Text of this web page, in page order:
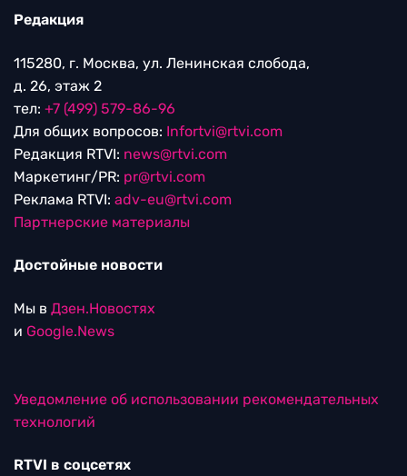
Редакция
115280, г. Москва, ул. Ленинская слобода,
д. 26, этаж 2
тел: +7 (499) 579-86-96
Для общих вопросов: Infortvi@rtvi.com
Редакция RTVI: news@rtvi.com
Маркетинг/PR: pr@rtvi.com
Реклама RTVI: adv-eu@rtvi.com
Партнерские материалы
Достойные новости
Мы в Дзен.Новостях
и Google.News
Уведомление об использовании рекомендательных
технологий
RTVI в соцсетях